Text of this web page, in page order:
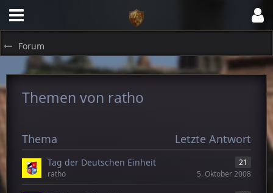
Forum
Themen von ratho
Thema Letzte Antwort
Tag der Deutschen Einheit
21
ratho
5. Oktober 2008